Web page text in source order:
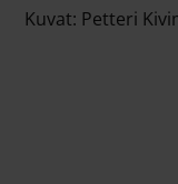
Kuvat: Petteri